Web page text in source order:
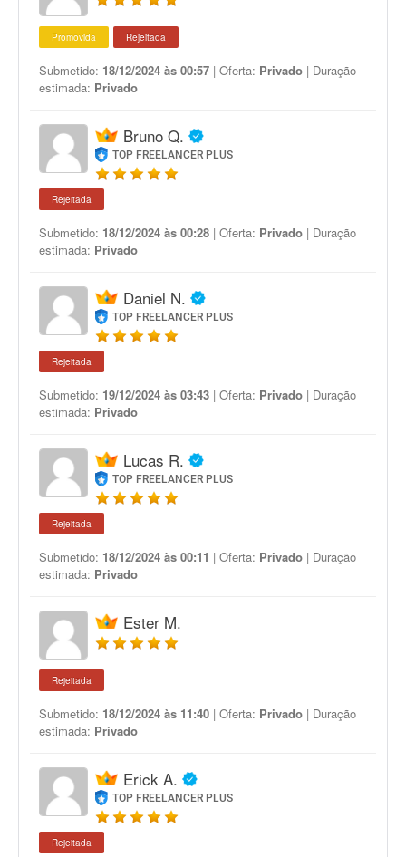
Promovida Rejeitada
Submetido: 18/12/2024 às 00:57 | Oferta: Privado | Duração
estimada: Privado
Bruno Q.
TOP FREELANCER PLUS
Rejeitada
Submetido: 18/12/2024 às 00:28 | Oferta: Privado | Duração
estimada: Privado
Daniel N.
TOP FREELANCER PLUS
Rejeitada
Submetido: 19/12/2024 às 03:43 | Oferta: Privado | Duração
estimada: Privado
Lucas R.
TOP FREELANCER PLUS
Rejeitada
Submetido: 18/12/2024 às 00:11 | Oferta: Privado | Duração
estimada: Privado
Ester M.
Rejeitada
Submetido: 18/12/2024 às 11:40 | Oferta: Privado | Duração
estimada: Privado
Erick A.
TOP FREELANCER PLUS
Rejeitada